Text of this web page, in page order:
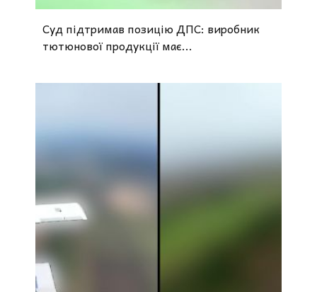
Суд підтримав позицію ДПС: виробник
тютюнової продукції має...